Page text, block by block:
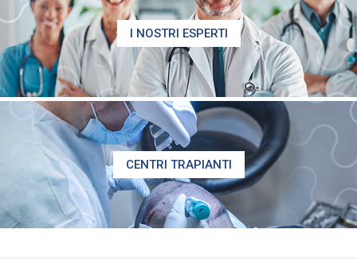
I NOSTRI ESPERTI
CENTRI TRAPIANTI